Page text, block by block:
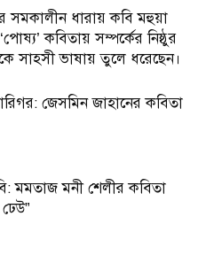
সমকালীন ধারায় কবি মহুয়া
কবিতায় সম্পর্কের নিষ্ঠুর
সাহসী ভাষায় তুলে ধরেছেন।
জেসমিন জাহানের কবিতা
মমতাজ মনী শেলীর কবিতা